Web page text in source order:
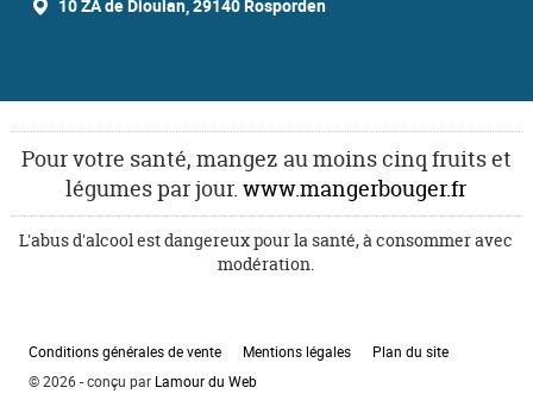
10 ZA de Dioulan, 29140 Rosporden
Pour votre santé, mangez au moins cinq fruits et
légumes par jour.www.mangerbouger.fr
L'abus d'alcool est dangereux pour la santé, à consommer avec
modération.
Conditions générales de vente Mentions légales
Plan du site
© 2026 - conçu par Lamour du Web